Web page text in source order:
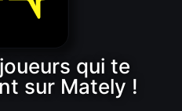
qui te
sur Mately !